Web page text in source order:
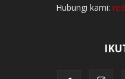
Hubungi kami: